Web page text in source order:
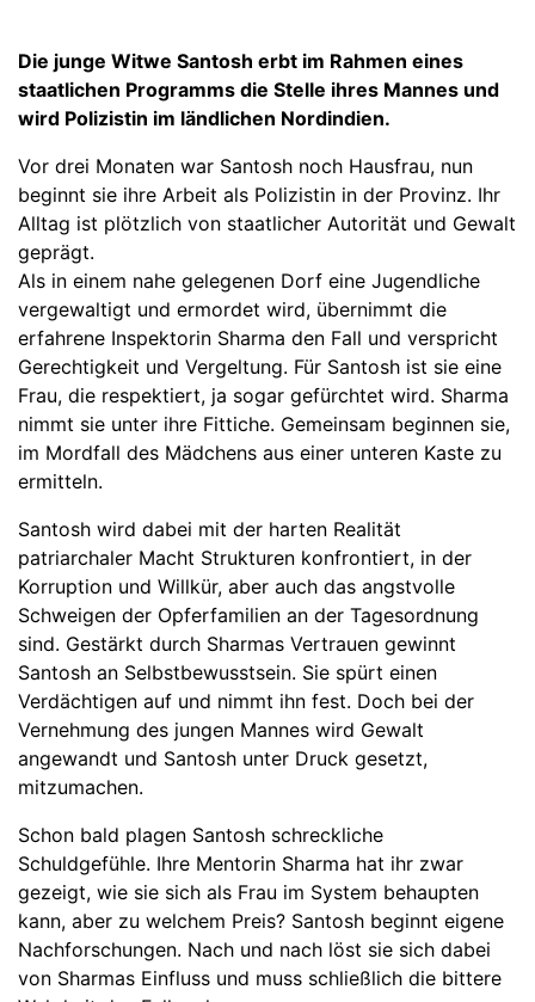
Die junge Witwe Santosh erbt im Rahmen eines
staatlichen Programms die Stelle ihres Mannes und
wird Polizistin im ländlichen Nordindien.
Vor drei Monaten war Santosh noch Hausfrau, nun
beginnt sie ihre Arbeit als Polizistin in der Provinz. Ihr
Alltag ist plötzlich von staatlicher Autorität und Gewalt
geprägt.
Als in einem nahe gelegenen Dorf eine Jugendliche
vergewaltigt und ermordet wird, übernimmt die
erfahrene Inspektorin Sharma den Fall und verspricht
Gerechtigkeit und Vergeltung. Für Santosh ist sie eine
Frau, die respektiert, ja sogar gefürchtet wird. Sharma
nimmt sie unter ihre Fittiche. Gemeinsam beginnen sie,
im Mordfall des Mädchens aus einer unteren Kaste zu
ermitteln.
Santosh wird dabei mit der harten Realität
patriarchaler Macht Strukturen konfrontiert, in der
Korruption und Willkür, aber auch das angstvolle
Schweigen der Opferfamilien an der Tagesordnung
sind. Gestärkt durch Sharmas Vertrauen gewinnt
Santosh an Selbstbewusstsein. Sie spürt einen
Verdächtigen auf und nimmt ihn fest. Doch bei der
Vernehmung des jungen Mannes wird Gewalt
angewandt und Santosh unter Druck gesetzt,
mitzumachen.
Schon bald plagen Santosh schreckliche
Schuldgefühle. Ihre Mentorin Sharma hat ihr zwar
gezeigt, wie sie sich als Frau im System behaupten
kann, aber zu welchem Preis? Santosh beginnt eigene
Nachforschungen. Nach und nach löst sie sich dabei
von Sharmas Einfluss und muss schließlich die bittere